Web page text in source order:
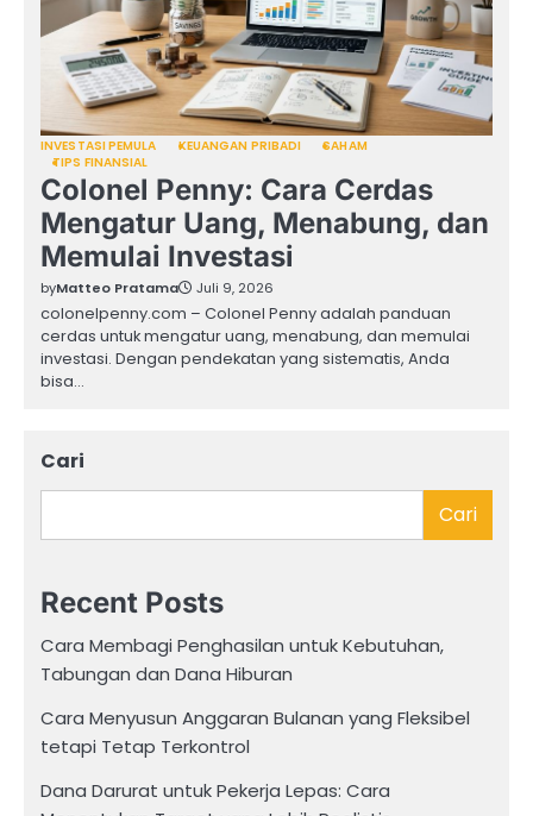
INVESTASI PEMULA KEUANGAN PRIBADI
SAHAM
TIPS FINANSIAL
Colonel Penny: Cara Cerdas
Mengatur Uang, Menabung, dan
Memulai Investasi
byMatteo Pratama Juli 9, 2026
colonelpenny.com – Colonel Penny adalah panduan
cerdas untuk mengatur uang, menabung, dan memulai
investasi. Dengan pendekatan yang sistematis, Anda
bisa…
Cari
Cari
Recent Posts
Cara Membagi Penghasilan untuk Kebutuhan,
Tabungan dan Dana Hiburan
Cara Menyusun Anggaran Bulanan yang Fleksibel
tetapi Tetap Terkontrol
Dana Darurat untuk Pekerja Lepas: Cara